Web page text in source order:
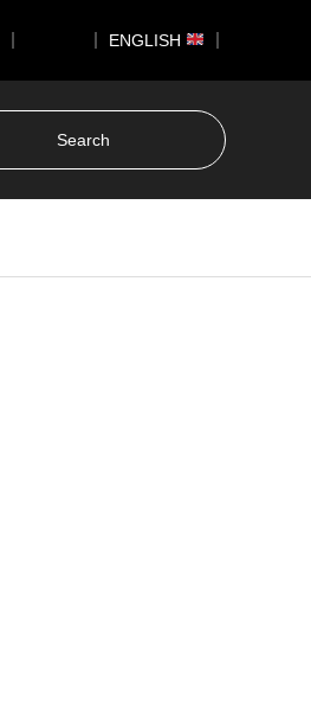
｜ ENGLISH